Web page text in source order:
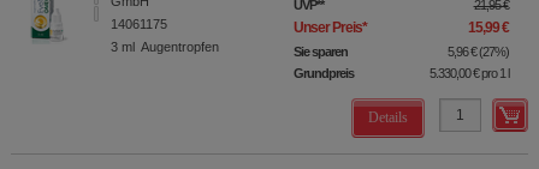
14061175
3 ml Augentropfen
UVP** 21,95 €
Unser Preis* 15,99 €
Sie sparen 5,96 € (27%)
Grundpreis
5.330,00 €pro 1 l
Details